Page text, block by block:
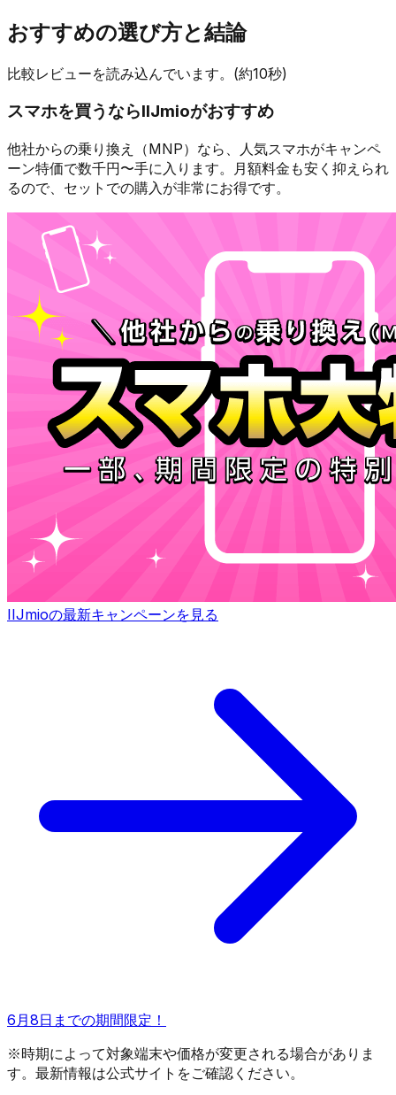
おすすめの選び方と結論
比較レビューを読み込んでいます。(約10秒)
スマホを買うならIIJmioがおすすめ
他社からの乗り換え（MNP）なら、人気スマホがキャンペ
ーン特価で数千円〜手に入ります。月額料金も安く抑えられ
るので、セットでの購入が非常にお得です。
IIJmioの最新キャンペーンを見る
6月8日までの期間限定！
※時期によって対象端末や価格が変更される場合がありま
す。最新情報は公式サイトをご確認ください。